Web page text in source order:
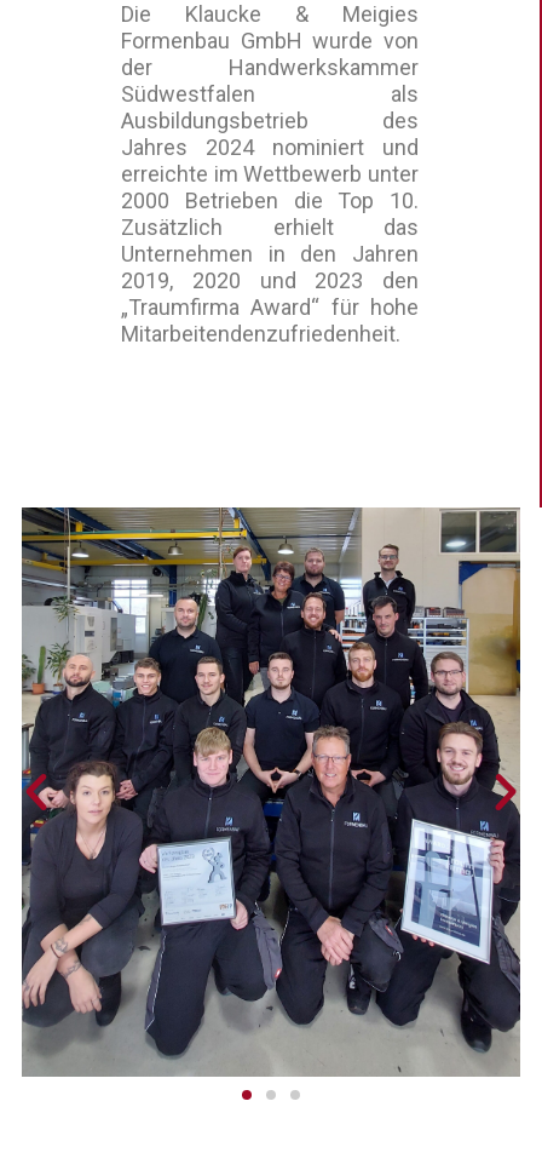
Die Klaucke & Meigies
Formenbau GmbH wurde von
der Handwerkskammer
Südwestfalen als
Ausbildungsbetrieb des
Jahres 2024 nominiert und
erreichte im Wettbewerb unter
2000 Betrieben die Top 10.
Zusätzlich erhielt das
Unternehmen in den Jahren
2019, 2020 und 2023 den
„Traumfirma Award“ für hohe
Mitarbeitendenzufriedenheit.